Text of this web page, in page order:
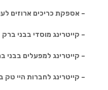
– אספקת כריכים ארוזים
– קייטרינג מוסדי בבני ברק
– קייטרינג למפעלים בבני
– קייטרינג לחברות היי טק